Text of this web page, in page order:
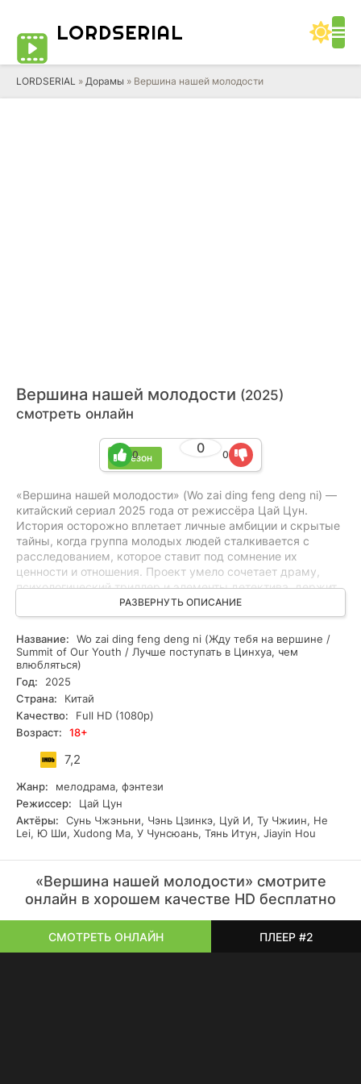
LORDSERIAL
LORDSERIAL » Дорамы » Вершина нашей молодости
Вершина нашей молодости (2025)
смотреть онлайн
1 сезон
0
0 0
«Вершина нашей молодости» (Wo zai ding feng deng ni) —
китайский сериал 2025 года от режиссёра Цай Цун.
История осторожно вплетает личные амбиции и скрытые
тайны, когда группа молодых людей сталкивается с
расследованием, которое ставит под сомнение их
ценности и отношения. Проект умело сочетает драму,
психологический триллер и элементы детектива, держит
напряжение за счёт моральных конфликтов и
неожиданных поворотов, не раскрывая ключевых тайн.
Атмосферная операторская работа и продуманный
саундтрек усиливают ощущение надвигающейся угрозы.
Идеален для зрителей, любящих эмоциональные
драматические линии, острые триллерные сцены и
хитроумные детективные загадки. Смотрите онлайн все
серии в хорошем качестве бесплатно в HD.
РАЗВЕРНУТЬ ОПИСАНИЕ
Название:
Wo zai ding feng deng ni (Жду тебя на вершине /
Summit of Our Youth / Лучше поступать в Цинхуа, чем
влюбляться)
Год:
2025
Страна:
Китай
Качество:
Full HD (1080p)
Возраст:
18+
7,2
Жанр:
мелодрама, фэнтези
Режиссер:
Цай Цун
Актёры:
Сунь Чжэньни, Чэнь Цзинкэ, Цуй И, Ту Чжиин, He
Lei, Ю Ши, Xudong Ma, У Чунсюань, Тянь Итун, Jiayin Hou
«Вершина нашей молодости» смотрите
онлайн в хорошем качестве HD бесплатно
СМОТРЕТЬ ОНЛАЙН ПЛЕЕР #2